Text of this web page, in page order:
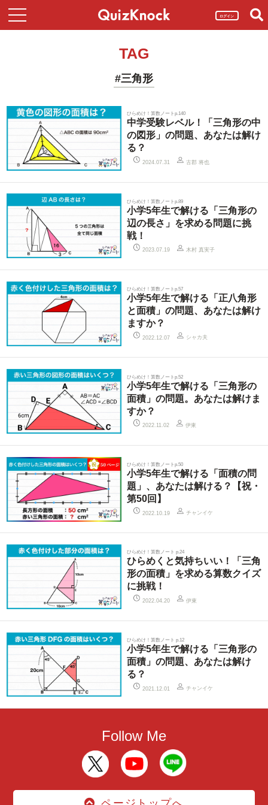
ログイン
TAG
#三角形
ひらめけ！算数ノートp.140
中学受験レベル！「三角形の中
の図形」の問題、あなたは解け
る？
2024.07.31 古郡 将也
ひらめけ！算数ノートp.89
小学5年生で解ける「三角形の
辺の長さ」を求める問題に挑
戦！
2023.07.19 木村 真実子
ひらめけ！算数ノートp.57
小学5年生で解ける「正八角形
と面積」の問題、あなたは解け
ますか？
2022.12.07 シャカ夫
ひらめけ！算数ノートp.52
小学5年生で解ける「三角形の
面積」の問題。あなたは解けま
すか？
2022.11.02 伊東
ひらめけ！算数ノートp.50
小学5年生で解ける「面積の問
題」、あなたは解ける？【祝・
第50回】
2022.10.19 チャンイケ
ひらめけ！算数ノート p.24
ひらめくと気持ちいい！「三角
形の面積」を求める算数クイズ
に挑戦！
2022.04.20 伊東
ひらめけ！算数ノート p.12
小学5年生で解ける「三角形の
面積」の問題、あなたは解け
る？
2021.12.01 チャンイケ
Follow Me